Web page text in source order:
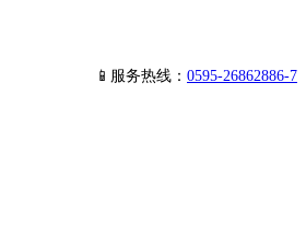
📱服务热线： 0595-26862886-7